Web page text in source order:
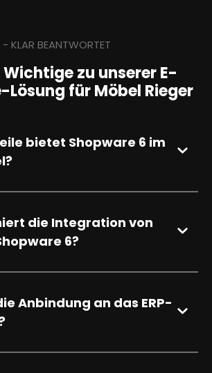
KLAR BEANTWORTET
Wichtige zu unserer E-
für Möbel Rieger
bietet Shopware 6 im
die Integration von
6?
Anbindung an das ERP-